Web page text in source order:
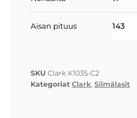
Aisan pituus 143
SKU Clark K1035-C2
Kategoriat Clark, Silmälasit